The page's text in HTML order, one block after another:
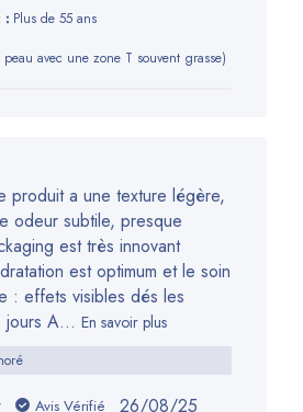
Plus de 55 ans
avec une zone T souvent grasse)
produit a une texture légère,
odeur subtile, presque
est très innovant
est optimum et le soin
: effets visibles dés les
jours A... En savoir plus
Avis Vérifié Date
26/08/25